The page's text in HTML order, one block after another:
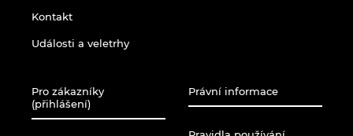
Kontakt
Události a veletrhy
Pro zákazníky
(přihlášení)
Právní informace
Turecko